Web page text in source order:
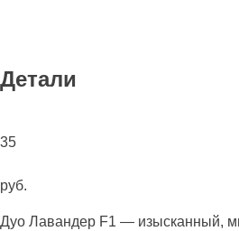
Детали
35
руб.
Дуо Лавандер F1 — изысканный,